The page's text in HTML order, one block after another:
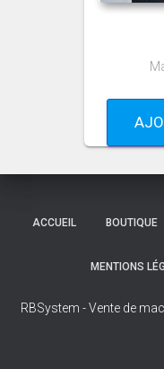
ACCUEIL BOUTIQUE
MENTIONS
RBSystem - Vente de